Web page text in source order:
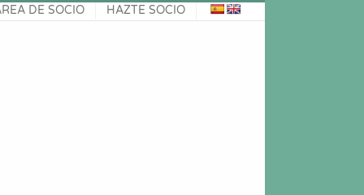
DE SOCIO HAZTE SOCIO